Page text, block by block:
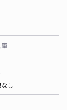
庫
し